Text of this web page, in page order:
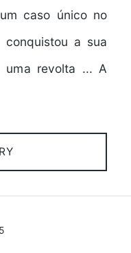
caso único no
conquistou a sua
uma revolta ... A